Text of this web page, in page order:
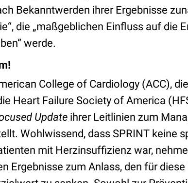
Bekanntwerden ihrer Ergebnisse
die „maßgeblichen Einfluss auf die
werde.
College of Cardiology (ACC),
Heart Failure Society of America
Update ihrer Leitlinien zum
Wohlwissend, dass SPRINT keine
mit Herzinsuffizienz war,
Ergebnisse zum Anlass, den für